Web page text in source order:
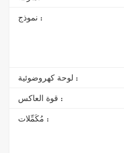
نموذج :
لوحة كهروضوئية :
قوة العاكس :
مُكَمِّلات :